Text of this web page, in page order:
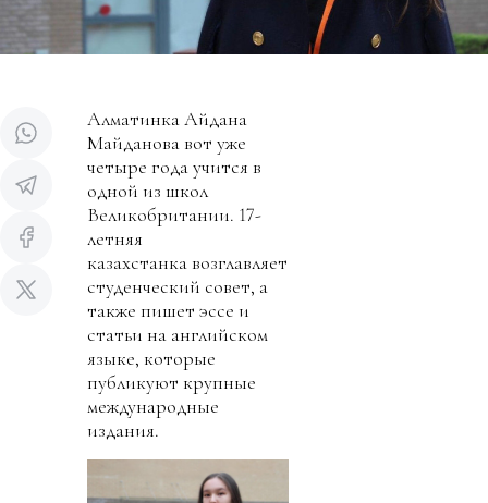
Алматинка Айдана
Майданова вот уже
четыре года учится в
одной из школ
Великобритании. 17-
летняя
казахстанка возглавляет
студенческий совет, а
также пишет эссе и
статьи на английском
языке, которые
публикуют крупные
международные
издания.